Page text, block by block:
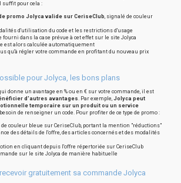
suffit pour cela :
promo Jolyca valide sur CeriseClub, signalé de couleur
d'utilisation du code et les restrictions d'usage
fourni dans la case prévue à cet effet sur le site Jolyca
est alors calculée automatiquement
qu'à régler votre commande en profitant du nouveau prix
pour Jolyca, les bons plans
donne un avantage en % ou en € sur votre commande, il est
d'autres avantages. Par exemple, Jolyca peut
temporaire sur un produit ou un service
de renseigner un code. Pour profiter de ce type de promo :
couleur bleue sur CeriseClub, portant la mention "réductions"
des détails de l'offre, des articles concernés et des modalités
en cliquant depuis l'offre répertoriée sur CeriseClub
sur le site Jolyca de manière habituelle
gratuitement sa commande Jolyca